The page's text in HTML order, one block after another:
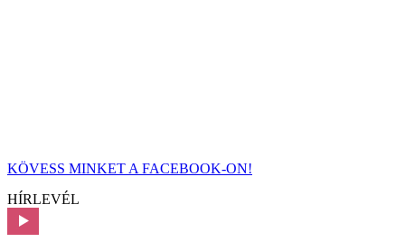
KÖVESS MINKET A FACEBOOK-ON!
HÍRLEVÉL